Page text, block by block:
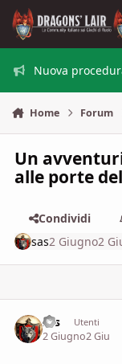
Vai al contenuto
Nuova
Home Forum
Un
alle porte
Condividi
sas2 Giugno2
sas Utenti
2 Giugno2 Giu